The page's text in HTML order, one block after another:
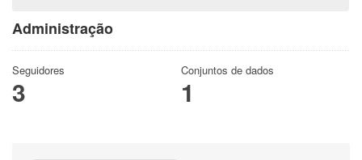
Administração
Seguidores
3
Conjuntos de dados
1